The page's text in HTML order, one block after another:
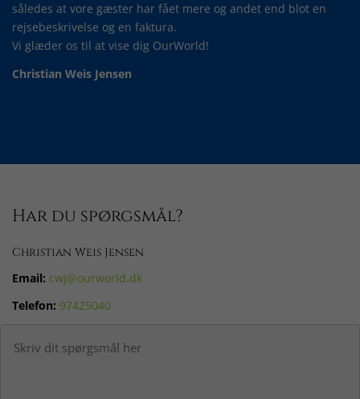
således at vore gæster har fået mere og andet end blot en
rejsebeskrivelse og en faktura.
Vi glæder os til at vise dig OurWorld!
Christian Weis Jensen
Har du spørgsmål?
Christian Weis Jensen
Email: cwj@ourworld.dk
Telefon: 97425040